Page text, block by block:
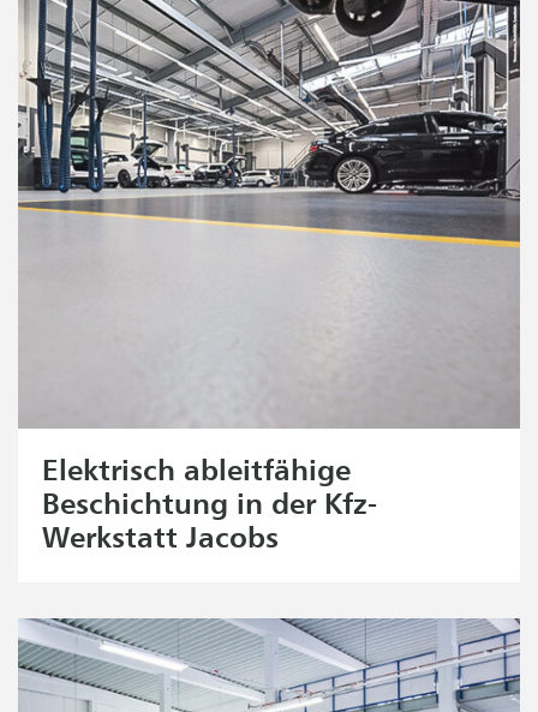
Elektrisch ableitfähige
Beschichtung in der Kfz-
Werkstatt Jacobs